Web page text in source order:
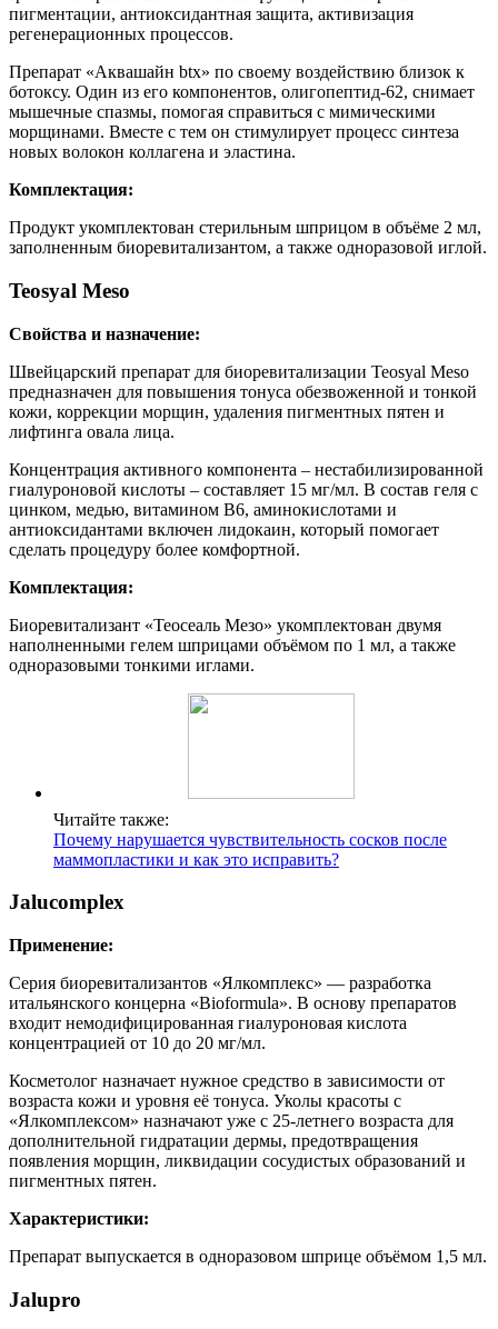
пигментации, антиоксидантная защита, активизация
регенерационных процессов.
Препарат «Аквашайн btx» по своему воздействию близок к
ботоксу. Один из его компонентов, олигопептид-62, снимает
мышечные спазмы, помогая справиться с мимическими
морщинами. Вместе с тем он стимулирует процесс синтеза
новых волокон коллагена и эластина.
Комплектация:
Продукт укомплектован стерильным шприцом в объёме 2 мл,
заполненным биоревитализантом, а также одноразовой иглой.
Teosyal Meso
Свойства и назначение:
Швейцарский препарат для биоревитализации Teosyal Meso
предназначен для повышения тонуса обезвоженной и тонкой
кожи, коррекции морщин, удаления пигментных пятен и
лифтинга овала лица.
Концентрация активного компонента – нестабилизированной
гиалуроновой кислоты – составляет 15 мг/мл. В состав геля с
цинком, медью, витамином B6, аминокислотами и
антиоксидантами включен лидокаин, который помогает
сделать процедуру более комфортной.
Комплектация:
Биоревитализант «Теосеаль Мезо» укомплектован двумя
наполненными гелем шприцами объёмом по 1 мл, а также
одноразовыми тонкими иглами.
Читайте также:
Почему нарушается чувствительность сосков после
маммопластики и как это исправить?
Jalucomplex
Применение:
Серия биоревитализантов «Ялкомплекс» — разработка
итальянского концерна «Bioformula». В основу препаратов
входит немодифицированная гиалуроновая кислота
концентрацией от 10 до 20 мг/мл.
Косметолог назначает нужное средство в зависимости от
возраста кожи и уровня её тонуса. Уколы красоты с
«Ялкомплексом» назначают уже с 25-летнего возраста для
дополнительной гидратации дермы, предотвращения
появления морщин, ликвидации сосудистых образований и
пигментных пятен.
Характеристики:
Препарат выпускается в одноразовом шприце объёмом 1,5 мл.
Jalupro